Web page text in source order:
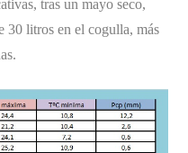
tras un mayo seco,
30 litros en el cogulla, más